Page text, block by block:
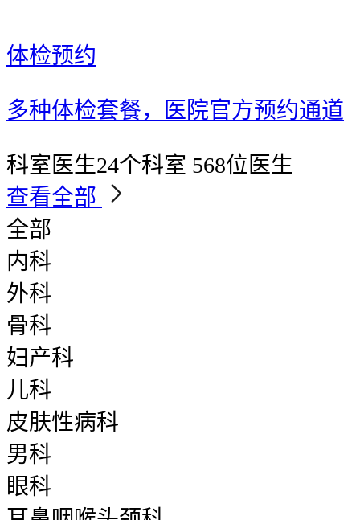
体检预约
多种体检套餐，医院官方预约通道
科室医生24个科室 568位医生
查看全部
全部
内科
外科
骨科
妇产科
儿科
皮肤性病科
男科
眼科